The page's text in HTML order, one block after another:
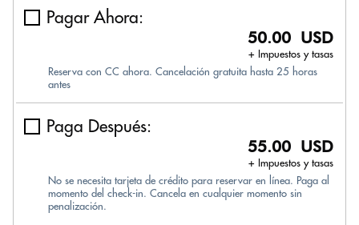
Pagar Ahora:
50.00 USD
+ Impuestos y tasas
Reserva con CC ahora. Cancelación gratuita hasta 25 horas
antes
Paga Después:
55.00 USD
+ Impuestos y tasas
No se necesita tarjeta de crédito para reservar en línea. Paga al
momento del check-in. Cancela en cualquier momento sin
penalización.